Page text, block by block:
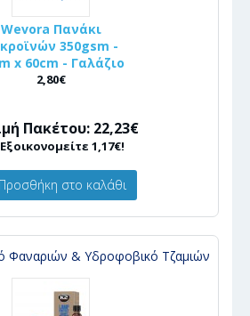
Wevora Πανάκι
350gsm -
x 60cm - Γαλάζιο
2,80€
Πακέτου: 22,23€
Εξοικονομείτε 1,17€!
Προσθήκη στο καλάθι
Φαναριών & Υδροφοβικό Τζαμιών